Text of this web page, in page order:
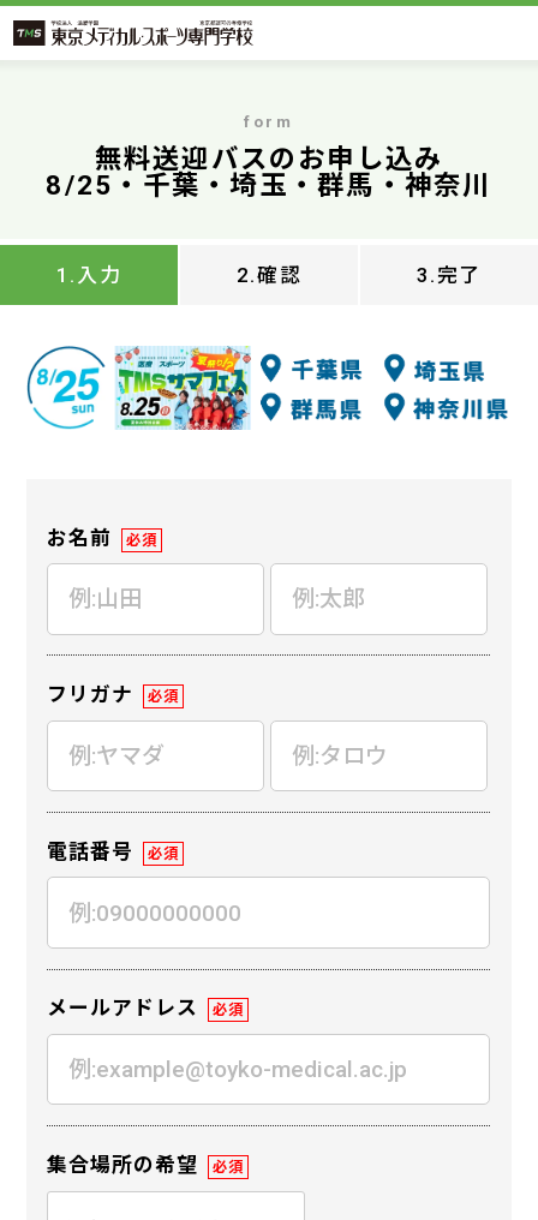
form
無料送迎バスのお申し込み
8/25・千葉・埼玉・群馬・神奈川
1.入力 2.確認 3.完了
お名前 必須
フリガナ 必須
電話番号 必須
メールアドレス 必須
集合場所の希望 必須